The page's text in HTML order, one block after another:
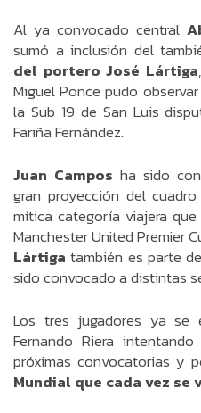
Al ya convocado central
sumó a inclusión del
del portero José Lártiga
Miguel Ponce pudo
la Sub 19 de San Luis
Fariña Fernández.
Juan Campos ha sido
gran proyección del
mítica categoría viajera
Manchester United Premier
Lártiga también es parte
sido convocado a distintas
Los tres jugadores ya se
Fernando Riera
próximas convocatorias y
Mundial que cada vez se